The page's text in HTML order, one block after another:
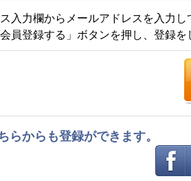
入力欄からメールアドレスを入力し
員登録する」ボタンを押し、登録を
からも登録ができます。